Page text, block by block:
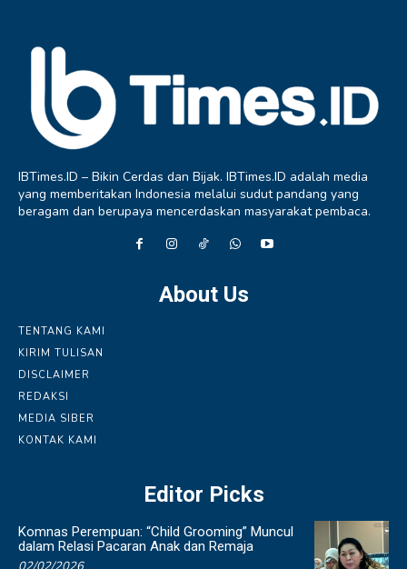
IBTimes.ID – Bikin Cerdas dan Bijak. IBTimes.ID adalah media
yang memberitakan Indonesia melalui sudut pandang yang
beragam dan berupaya mencerdaskan masyarakat pembaca.
About Us
TENTANG KAMI
KIRIM TULISAN
DISCLAIMER
REDAKSI
MEDIA SIBER
KONTAK KAMI
Editor Picks
Komnas Perempuan: “Child Grooming” Muncul
dalam Relasi Pacaran Anak dan Remaja